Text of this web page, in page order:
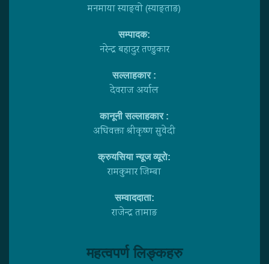
मनमाया स्याङ्वाे (स्याङ्ताङ)
सम्पादक:
नरेन्द्र बहादुर तण्डुकार
सल्लाहकार :
देवराज अर्याल
कानूनी सल्लाहकार :
अधिवक्ता श्रीकृष्ण सुवेदी
क्रुयसिया न्यूज व्यूराे:
रामकुमार जिम्बा
सम्वाददाता:
राजेन्द्र तामाङ
महत्वपर्ण लिङ्कहरु